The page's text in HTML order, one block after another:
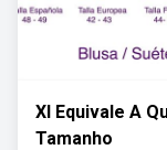
Xl Equivale A
Tamanho